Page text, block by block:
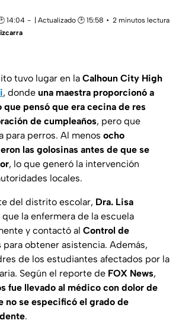
14:04 | Actualizado 🕑 15:58
2 minutos lectura
tuvo lugar en la Calhoun City High
, donde una maestra proporcionó a
que pensó que era cecina de res
de cumpleaños, pero que
para perros. Al menos ocho
las golosinas antes de que se
, lo que generó la intervención
locales.
del distrito escolar, Dra. Lisa
la enfermera de la escuela
y contactó al Control de
para obtener asistencia. Además,
de los estudiantes afectados por la
Según el reporte de FOX News,
fue llevado al médico con dolor de
no se especificó el grado de
.